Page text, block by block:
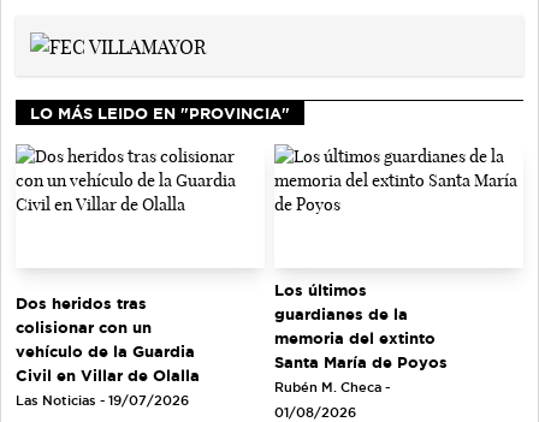
LO MÁS LEIDO EN "PROVINCIA"
Dos heridos tras
colisionar con un
vehículo de la Guardia
Civil en Villar de Olalla
Las Noticias - 19/07/2026
Los últimos
guardianes de la
memoria del extinto
Santa María de Poyos
Rubén M. Checa -
01/08/2026